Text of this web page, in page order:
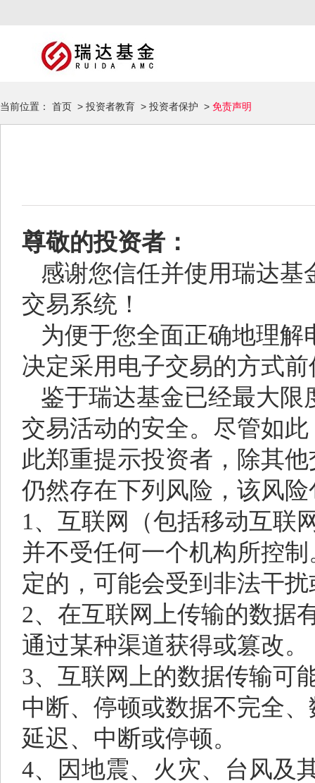
当前位置： 首页 > 投资者教育 > 投资者保护 > 免责声明
尊敬的投资者：
感谢您信任并使用瑞达基
交易系统！
为便于您全面正确地理解
决定采用电子交易的方式
鉴于瑞达基金已经最大限
交易活动的安全。尽管如
此郑重提示投资者，除其
仍然存在下列风险，该风
1、互联网（包括移动互联
并不受任何一个机构所控
定的，可能会受到非法干
2、在互联网上传输的数据
通过某种渠道获得或篡改。
3、互联网上的数据传输可
中断、停顿或数据不完全
延迟、中断或停顿。
4、因地震、火灾、台风及